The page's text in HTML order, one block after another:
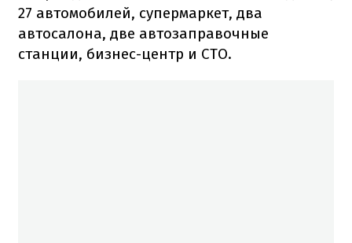
27 автомобилей, супермаркет, два
автосалона, две автозаправочные
станции, бизнес-центр и СТО.